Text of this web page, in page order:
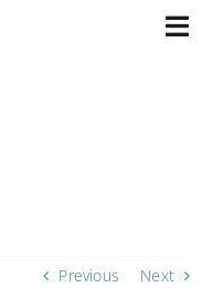
Previous Next